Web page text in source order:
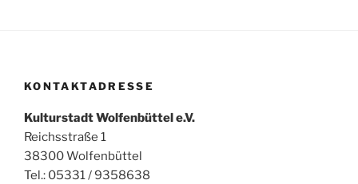
KONTAKTADRESSE
Kulturstadt Wolfenbüttel e.V.
Reichsstraße 1
38300 Wolfenbüttel
Tel.: 05331 / 9358638